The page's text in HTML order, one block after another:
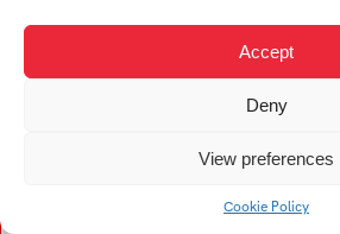
Accept
Deny
View preferences
Cookie Policy
Kleinová Lenka